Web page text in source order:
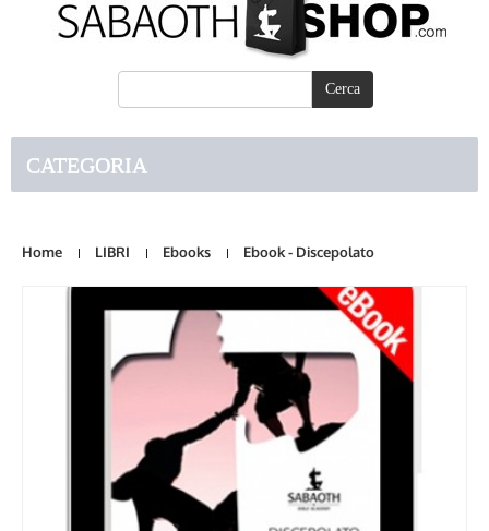
CATEGORIA
Home LIBRI Ebooks Ebook - Discepolato